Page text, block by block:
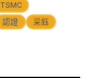
TSMC
認證
采鈺